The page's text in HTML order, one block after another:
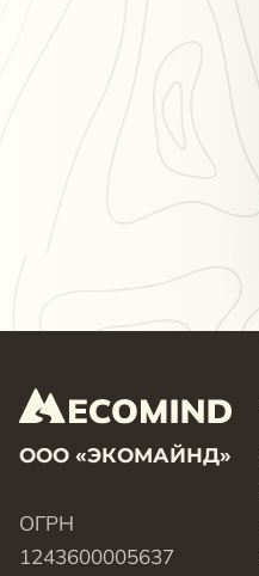
ООО «ЭКОМАЙНД»
ОГРН
1243600005637